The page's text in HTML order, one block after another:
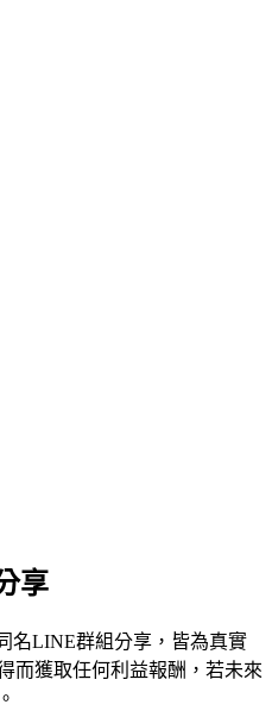
享
名LINE群組分享，皆為真實
而獲取任何利益報酬，若未來